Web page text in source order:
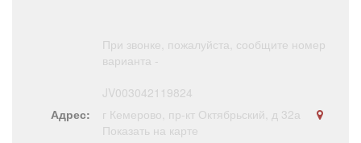
При звонке, пожалуйста, сообщите номер
варианта -
JV003042119824
Адрес:
г Кемерово, пр-кт Октябрьский, д 32а
Показать на карте